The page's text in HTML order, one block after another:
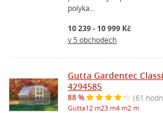
polyka...
10 239 - 10 999 Kč
v 5 obchodech
Gutta Gardentec
4294585
88 % (61
Gutta12 m23 m4 m2 m